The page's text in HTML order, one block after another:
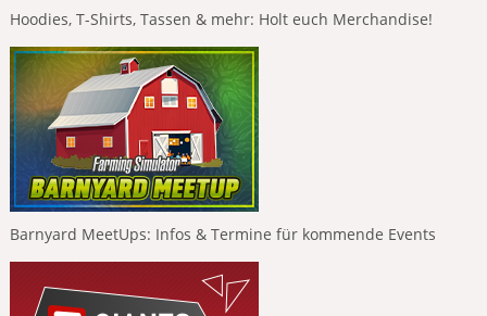
Hoodies, T-Shirts, Tassen & mehr: Holt euch Merchandise!
Barnyard MeetUps: Infos & Termine für kommende Events